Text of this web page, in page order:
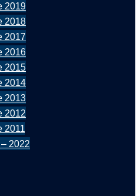
2019
2018
2017
2016
2015
2014
2013
2012
2011
2022